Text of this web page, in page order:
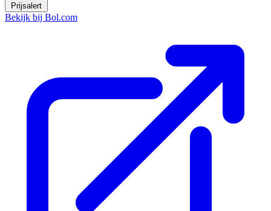
Prijsalert
Bekijk bij Bol.com